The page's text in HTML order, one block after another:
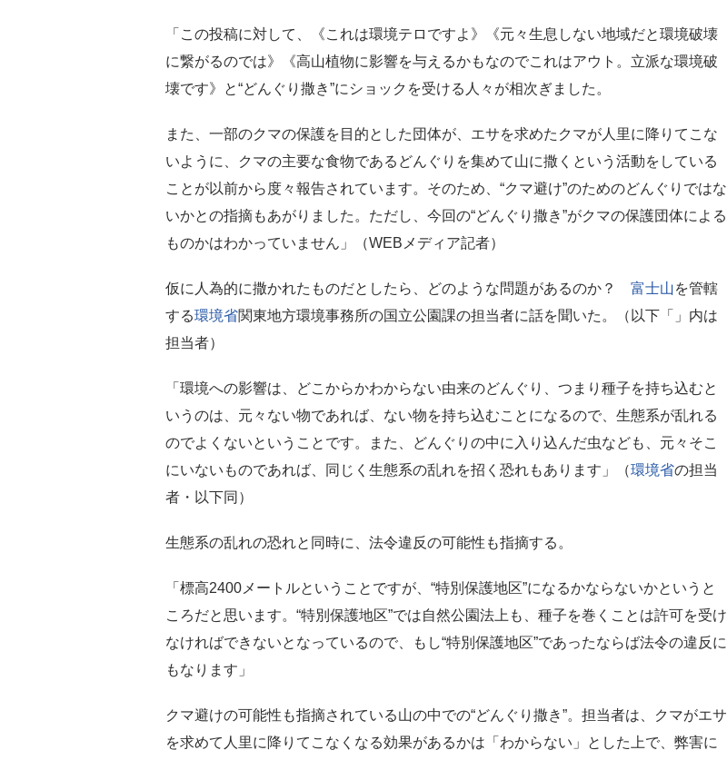
「この投稿に対して、《これは環境テロですよ》《元々生息しない地域だと環境破壊
に繋がるのでは》《高山植物に影響を与えるかもなのでこれはアウト。立派な環境破
壊です》と“どんぐり撒き”にショックを受ける人々が相次ぎました。
また、一部のクマの保護を目的とした団体が、エサを求めたクマが人里に降りてこな
いように、クマの主要な食物であるどんぐりを集めて山に撒くという活動をしている
ことが以前から度々報告されています。そのため、“クマ避け”のためのどんぐりではな
いかとの指摘もあがりました。ただし、今回の“どんぐり撒き”がクマの保護団体による
ものかはわかっていません」（WEBメディア記者）
仮に人為的に撒かれたものだとしたら、どのような問題があるのか？ 富士山を管轄
する環境省関東地方環境事務所の国立公園課の担当者に話を聞いた。（以下「」内は
担当者）
「環境への影響は、どこからかわからない由来のどんぐり、つまり種子を持ち込むと
いうのは、元々ない物であれば、ない物を持ち込むことになるので、生態系が乱れる
のでよくないということです。また、どんぐりの中に入り込んだ虫なども、元々そこ
にいないものであれば、同じく生態系の乱れを招く恐れもあります」（環境省の担当
者・以下同）
生態系の乱れの恐れと同時に、法令違反の可能性も指摘する。
「標高2400メートルということですが、“特別保護地区”になるかならないかというと
ころだと思います。“特別保護地区”では自然公園法上も、種子を巻くことは許可を受け
なければできないとなっているので、もし“特別保護地区”であったならば法令の違反に
もなります」
クマ避けの可能性も指摘されている山の中での“どんぐり撒き”。担当者は、クマがエサ
を求めて人里に降りてこなくなる効果があるかは「わからない」とした上で、弊害に